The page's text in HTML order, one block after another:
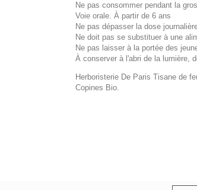
Ne pas consommer pendant la
Voie orale. À partir de 6 ans
Ne pas dépasser la dose
Ne doit pas se substituer à une
Ne pas laisser à la portée des
À conserver à l'abri de la lumière,
Herboristerie De Paris Tisane de
Copines Bio.